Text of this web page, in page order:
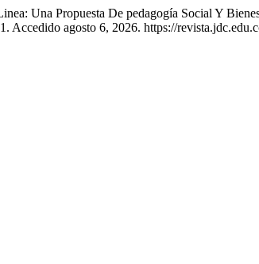
Una Propuesta De pedagogía Social Y
Accedido agosto 6, 2026. https://